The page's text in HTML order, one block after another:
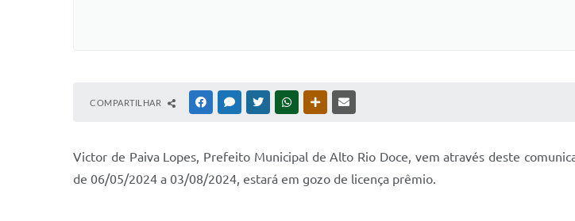
COMPARTILHAR FACEBOOKMESSENGER
TWITTERWHATSAPPOUTRAS MÍDIAS
Victor de Paiva Lopes, Prefeito Municipal de Alto Rio Doce, vem através deste
de 06/05/2024 a 03/08/2024, estará em gozo de licença prêmio.